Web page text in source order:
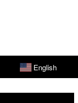
English